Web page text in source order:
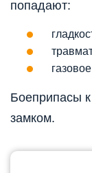
попадают:
Боеприпасы
замком.